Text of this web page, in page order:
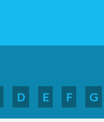
D E F G